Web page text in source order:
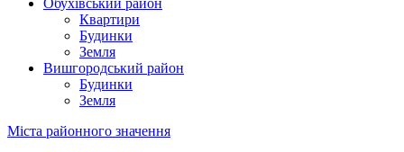
Квартири
Будинки
Земля
Вишгородський район
Будинки
Земля
Міста районного значення